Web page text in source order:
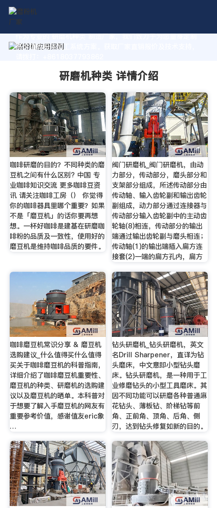
作为专业的 研磨机种类 制造厂家，我们致力于为您量身定制
高价值的粉体加工系统方案。获取厂家直销报价及技术支持，
研磨机种类 详情介绍
咖啡研磨的目的？不同种类的磨
豆机之间有什么区别? 中国 专
业咖啡知识交流 更多咖啡豆资
讯 请关注咖啡工房（） 你觉得
你的咖啡器具里哪个重要？如果
不是「磨豆机」的话你要再想
想。一杯好咖啡是建基在研磨咖
啡粉的品质及一致性，使用好的
磨豆机是维持咖啡品质的要件。
阀门研磨机_阀门研磨机，由动
力部分，传动部分，磨头部分和
支架部分组成，所述传动部分由
传动轴、输入齿轮副和输出齿轮
副组成，动力部分通过连接器与
传动部分输入齿轮副中的主动齿
轮轴(8)相连，传动部分的输出
端通过输出齿轮副与磨头相连；
传动轴(1)的输出端插入扁方连
接套(2)一端的扁方孔内，扁方
咖啡磨豆机常识分享 & 磨豆机
选购建议_什么值得买什么值得
买关于咖啡磨豆机的科普指南，
详细介绍了咖啡磨豆机重要性、
磨豆机的种类、研磨机的选购建
议以及磨豆机的晒单。本科普对
于想要了解入手磨豆机的网友有
重要参考价值，感谢值友eric象
…
钻头研磨机_钻头研磨机，英文
名Drill Sharpener，直译为钻
头磨床，中文意即小型钻头磨
床。钻头研磨机，是一种用于工
业修磨钻头的小型工具磨床。其
因不同功能可以研磨各种普通麻
花钻头、薄板钻、阶梯钻等前
角、正前角、顶角、后角、侧
刃，达到钻头修复如新的目的。